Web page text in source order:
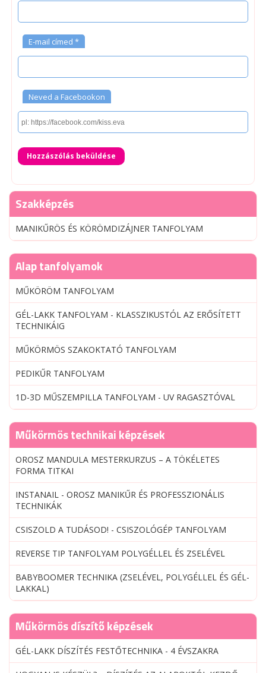
E-mail címed *
Neved a Facebookon
Hozzászólás beküldése
Szakképzés
MANIKŰRÖS ÉS KÖRÖMDIZÁJNER TANFOLYAM
Alap tanfolyamok
MŰKÖRÖM TANFOLYAM
GÉL-LAKK TANFOLYAM - KLASSZIKUSTÓL AZ ERŐSÍTETT
TECHNIKÁIG
MŰKÖRMÖS SZAKOKTATÓ TANFOLYAM
PEDIKŰR TANFOLYAM
1D-3D MŰSZEMPILLA TANFOLYAM - UV RAGASZTÓVAL
Műkörmös technikai képzések
OROSZ MANDULA MESTERKURZUS – A TÖKÉLETES
FORMA TITKAI
INSTANAIL - OROSZ MANIKŰR ÉS PROFESSZIONÁLIS
TECHNIKÁK
CSISZOLD A TUDÁSOD! - CSISZOLÓGÉP TANFOLYAM
REVERSE TIP TANFOLYAM POLYGÉLLEL ÉS ZSELÉVEL
BABYBOOMER TECHNIKA (ZSELÉVEL, POLYGÉLLEL ÉS GÉL-
LAKKAL)
Műkörmös díszítő képzések
GÉL-LAKK DÍSZÍTÉS FESTŐTECHNIKA - 4 ÉVSZAKRA